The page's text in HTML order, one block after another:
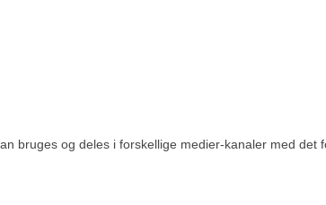
bruges og deles i forskellige medier-kanaler med